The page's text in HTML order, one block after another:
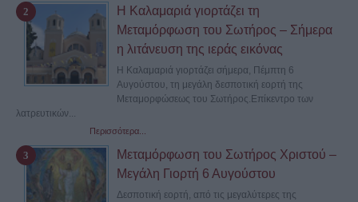
Η Καλαμαριά γιορτάζει τη
Μεταμόρφωση του Σωτήρος – Σήμερα
η λιτάνευση της ιεράς εικόνας
Η Καλαμαριά γιορτάζει σήμερα, Πέμπτη 6
Αυγούστου, τη μεγάλη δεσποτική εορτή της
Μεταμορφώσεως του Σωτήρος.Επίκεντρο των
λατρευτικών...
Περισσότερα...
Μεταμόρφωση του Σωτήρος Χριστού –
Μεγάλη Γιορτή 6 Αυγούστου
Δεσποτική εορτή, από τις μεγαλύτερες της